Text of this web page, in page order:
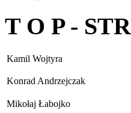
T O P -
Kamil Wojtyra
Konrad Andrzejczak
Mikołaj Łabojko